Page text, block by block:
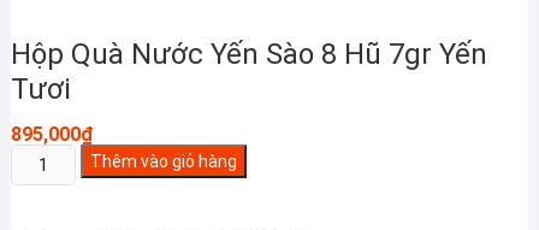
Hộp Quà Nước Yến Sào 8 Hũ 7gr Yến
Tươi
895,000₫
Hộp
Quà
Thêm vào giỏ hàng